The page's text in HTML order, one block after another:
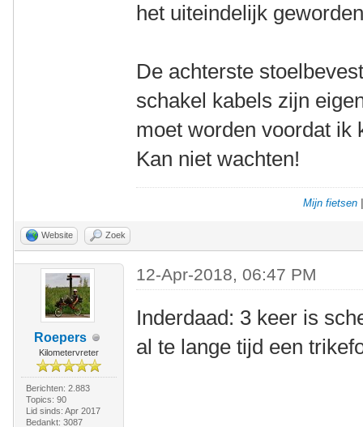
het uiteindelijk
De achterste
schakel kabels zijn
moet worden voordat
Kan niet wachten!
Mijn fietsen
Website Zoek
Roepers
Kilometervreter
Berichten: 2.883
Topics: 90
Lid sinds: Apr 2017
Bedankt: 3087
12-Apr-2018, 06:47 PM
Inderdaad: 3 keer is
al te lange tijd een